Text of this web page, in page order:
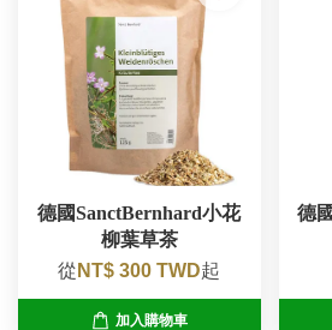
德國SanctBernhard小花
柳葉草茶
從 NT$ 300 TWD起
加入購物車
德